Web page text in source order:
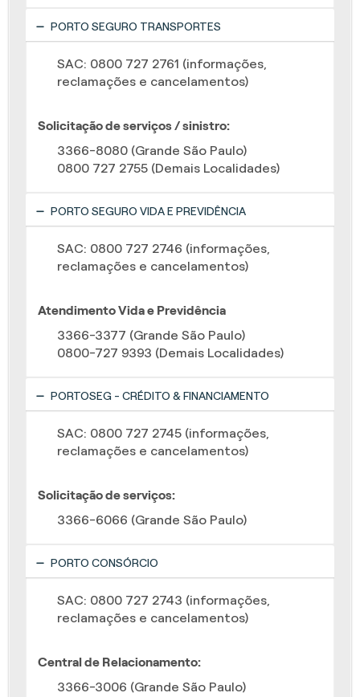
PORTO SEGURO TRANSPORTES
SAC: 0800 727 2761 (informações,
reclamações e cancelamentos)
Solicitação de serviços / sinistro:
3366-8080 (Grande São Paulo)
0800 727 2755 (Demais Localidades)
PORTO SEGURO VIDA E PREVIDÊNCIA
SAC: 0800 727 2746 (informações,
reclamações e cancelamentos)
Atendimento Vida e Previdência
3366-3377 (Grande São Paulo)
0800-727 9393 (Demais Localidades)
PORTOSEG - CRÉDITO & FINANCIAMENTO
SAC: 0800 727 2745 (informações,
reclamações e cancelamentos)
Solicitação de serviços:
3366-6066 (Grande São Paulo)
PORTO CONSÓRCIO
SAC: 0800 727 2743 (informações,
reclamações e cancelamentos)
Central de Relacionamento:
3366-3006 (Grande São Paulo)